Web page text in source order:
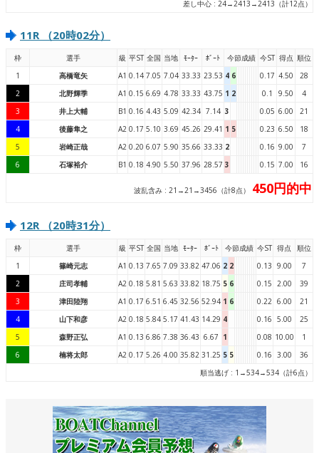
差し中心 : 24→2413→2413（計12点）
11R （20時02分）
枠 選手 級 平ST 全国 当地 ﾓｰﾀｰ ﾎﾞｰﾄ 今節成績 今ST 得点 順位
1
高橋竜矢 A1 0.14 7.05 7.04 33.33 23.53 4 6 0.17 4.50
28
2
北野輝季 A1 0.15 6.69 4.78 33.33 43.75 1 2 0.1 9.50
4
3
井上大輔 B1 0.16 4.43 5.09 42.34 7.14 3 0.05 6.00
21
4
後藤隼之 A2 0.17 5.10 3.69 45.26 29.41 1 5 0.23 6.50
18
5
岩崎正哉 A2 0.20 6.07 5.90 35.66 33.33 2 0.16 9.00
7
6
石塚裕介 B1 0.18 4.90 5.50 37.96 28.57 3 0.15 7.00 16
波乱含み : 21→21→3456（計8点） 450円的中
12R （20時31分）
枠 選手 級 平ST 全国 当地 ﾓｰﾀｰ ﾎﾞｰﾄ 今節成績 今ST 得点
順位
1
篠崎元志 A1 0.13 7.65 7.09 33.82 47.06 2 2 0.13 9.00
7
2
庄司孝輔 A2 0.18 5.81 5.63 33.82 18.75 5 6 0.15 2.00
39
3
津田陸翔 A1 0.17 6.51 6.45 32.56 52.94 1 6 0.22 6.00
21
4
山下和彦 A2 0.18 5.84 5.17 41.43 14.29 4 0.16 5.00
25
5
森野正弘 A1 0.13 6.86 7.38 36.43 6.67 1 0.08 10.00
1
6
楠将太郎 A2 0.17 5.26 4.00 35.82 31.25 5 5 0.16 3.00
36
順当逃げ : 1→534→534（計6点）